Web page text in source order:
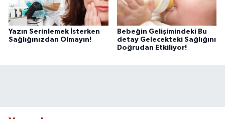
Yazın Serinlemek İsterken
Sağlığınızdan Olmayın!
Bebeğin Gelişimindeki Bu
detay Gelecekteki Sağlığını
Doğrudan Etkiliyor!